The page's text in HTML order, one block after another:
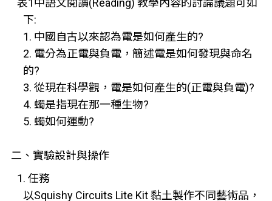
表1中語文閱讀(Reading) 教學內容的討論議題可如
下:
1. 中國自古以來認為電是如何產生的?
2. 電分為正電與負電，簡述電是如何發現與命名
的?
3. 從現在科學觀，電是如何產生的(正電與負電)?
4. 蠋是指現在那一種生物?
5. 蠋如何運動?
二、實驗設計與操作
1. 任務
以Squishy Circuits Lite Kit 黏土製作不同藝術品，